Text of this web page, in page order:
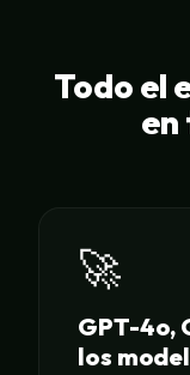
Todo el
en
🚀
GPT-4o,
los